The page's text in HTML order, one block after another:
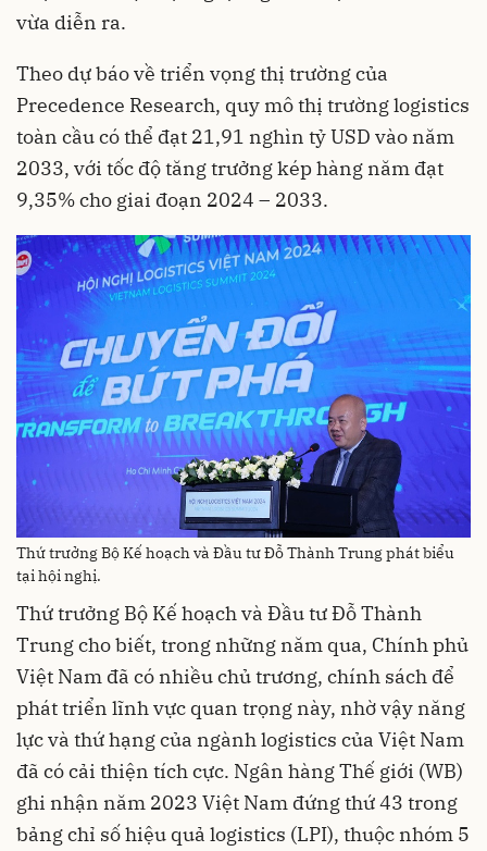
vừa diễn ra.
Theo dự báo về triển vọng thị trường của
Precedence Research, quy mô thị trường logistics
toàn cầu có thể đạt 21,91 nghìn tỷ USD vào năm
2033, với tốc độ tăng trưởng kép hàng năm đạt
9,35% cho giai đoạn 2024 – 2033.
Thứ trưởng Bộ Kế hoạch và Đầu tư Đỗ Thành Trung phát biểu
tại hội nghị.
Thứ trưởng Bộ Kế hoạch và Đầu tư Đỗ Thành
Trung cho biết, trong những năm qua, Chính phủ
Việt Nam đã có nhiều chủ trương, chính sách để
phát triển lĩnh vực quan trọng này, nhờ vậy năng
lực và thứ hạng của ngành logistics của Việt Nam
đã có cải thiện tích cực. Ngân hàng Thế giới (WB)
ghi nhận năm 2023 Việt Nam đứng thứ 43 trong
bảng chỉ số hiệu quả logistics (LPI), thuộc nhóm 5